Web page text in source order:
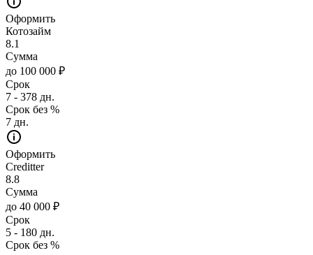
Оформить
Котозайм
8.1
Сумма
до 100 000 ₽
Срок
7 - 378 дн.
Срок без %
7 дн.
Оформить
Creditter
8.8
Сумма
до 40 000 ₽
Срок
5 - 180 дн.
Срок без %